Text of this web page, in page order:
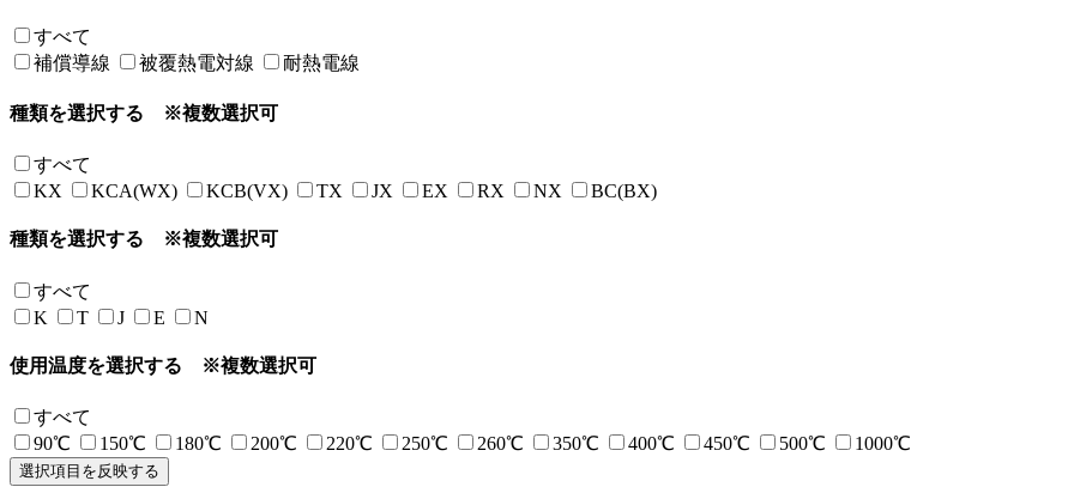
すべて
補償導線
被覆熱電対線 耐熱電線
種類を選択する ※複数選択可
すべて
KX
KCA(WX) KCB(VX) TX JX EX RX NX BC(BX)
種類を選択する ※複数選択可
すべて
K
T J E N
使用温度を選択する ※複数選択可
すべて
90℃
150℃ 180℃ 200℃ 220℃ 250℃ 260℃ 350℃ 400℃ 450℃ 500℃ 1000℃
選択項目を反映する